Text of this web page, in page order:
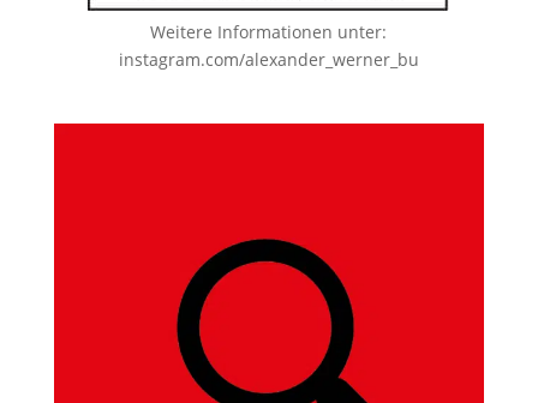
Weitere Informationen unter:
instagram.com/alexander_werner_bu